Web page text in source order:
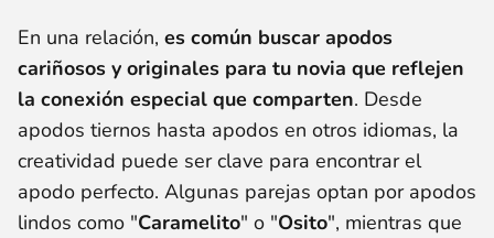
En una relación, es común buscar apodos
cariñosos y originales para tu novia que reflejen
la conexión especial que comparten. Desde
apodos tiernos hasta apodos en otros idiomas, la
creatividad puede ser clave para encontrar el
apodo perfecto. Algunas parejas optan por apodos
lindos como "Caramelito" o "Osito", mientras que